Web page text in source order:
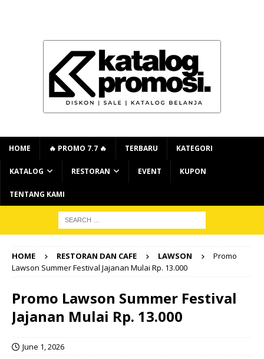
HOME 🔥 PROMO 7.7 🔥 TERBARU KATEGORI
KATALOG RESTORAN EVENT KUPON
TENTANG KAMI
HOME RESTORAN DAN CAFE LAWSON
Promo
Lawson Summer Festival Jajanan Mulai Rp. 13.000
Promo Lawson Summer Festival
Jajanan Mulai Rp. 13.000
June 1, 2026